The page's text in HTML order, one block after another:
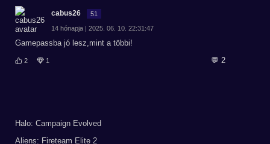
cabus26 51
14 hónapja | 2025. 06. 10. 22:31:47
Gamepassba jó lesz,mint a többi!
2 1 💬 2
Halo: Campaign Evolved
Aliens: Fireteam Elite 2